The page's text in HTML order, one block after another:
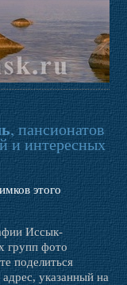
, пансионатов
и интересных
этого
Иссык-
групп фото
поделиться
указанный на